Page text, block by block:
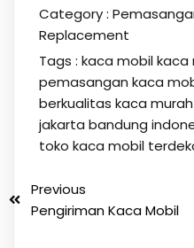
Category :
Replacement
Tags : kaca mobilkaca
pemasangan kaca
berkualitas kaca murah
jakarta bandung
toko kaca mobil
Previous
Pengiriman Kaca Mobil